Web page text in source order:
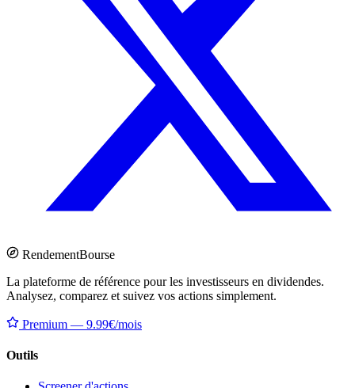
RendementBourse
La plateforme de référence pour les investisseurs en dividendes.
Analysez, comparez et suivez vos actions simplement.
Premium — 9.99€/mois
Outils